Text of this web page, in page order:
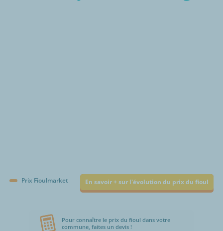
Prix Fioulmarket En savoir + sur l'évolution du prix du fioul
Pour connaître le prix du fioul dans votre
commune, faites un devis !